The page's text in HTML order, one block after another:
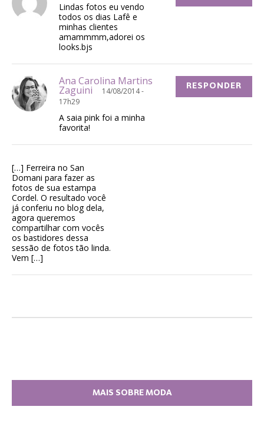
Lindas fotos eu vendo
todos os dias Lafê e
minhas clientes
amammmm,adorei os
looks.bjs
Ana Carolina Martins
Zaguini
14/08/2014 -
17h29
A saia pink foi a minha
favorita!
RESPONDER
[…] Ferreira no San
Domani para fazer as
fotos de sua estampa
Cordel. O resultado você
já conferiu no blog dela,
agora queremos
compartilhar com vocês
os bastidores dessa
sessão de fotos tão linda.
Vem […]
MAIS SOBRE MODA